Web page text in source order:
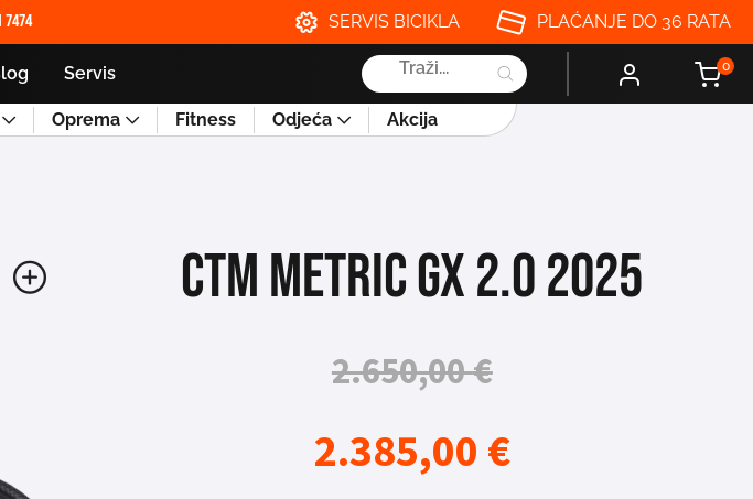
7474 SERVIS BICIKLA PLAĆANJE DO 36 RATA
Servis
Products
search
0
Oprema Fitness Odjeća Akcija
CTM METRIC GX 2.0 2025
2.650,00€
2.385,00€